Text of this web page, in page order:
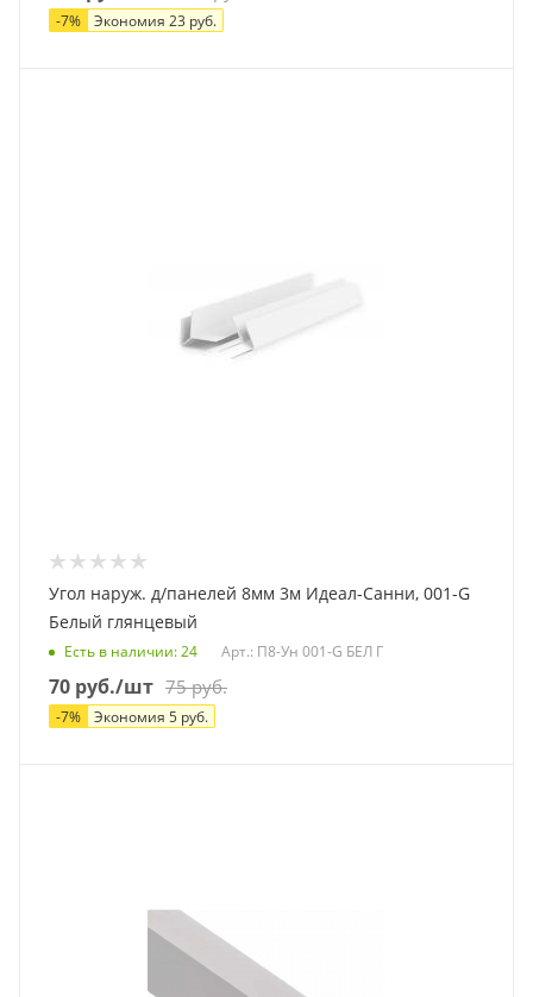
-7% Экономия 23 руб.
Угол наруж. д/панелей 8мм 3м Идеал-Санни, 001-G
Белый глянцевый
Есть в наличии: 24 Арт.: П8-Ун 001-G БЕЛ Г
70 руб./шт 75руб.
-7% Экономия 5 руб.